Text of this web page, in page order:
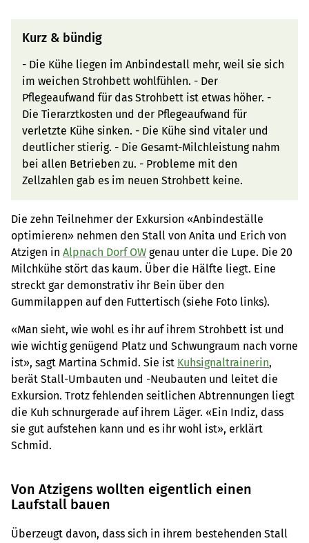
Kurz & bündig
- Die Kühe liegen im Anbindestall mehr, weil sie sich
im weichen Strohbett wohlfühlen. - Der
Pflegeaufwand für das Strohbett ist etwas höher. -
Die Tierarztkosten und der Pflegeaufwand für
verletzte Kühe sinken. - Die Kühe sind vitaler und
deutlicher stierig. - Die Gesamt-Milchleistung nahm
bei allen Betrieben zu. - Probleme mit den
Zellzahlen gab es im neuen Strohbett keine.
Die zehn Teilnehmer der Exkursion «Anbindeställe
optimieren» nehmen den Stall von Anita und Erich von
Atzigen in Alpnach Dorf OW genau unter die Lupe. Die 20
Milchkühe stört das kaum. Über die Hälfte liegt. Eine
streckt gar demonstrativ ihr Bein über den
Gummilappen auf den Futtertisch (siehe Foto links).
«Man sieht, wie wohl es ihr auf ihrem Strohbett ist und
wie wichtig genügend Platz und Schwungraum nach vorne
ist», sagt Martina Schmid. Sie ist Kuhsignaltrainerin,
berät Stall-Umbauten und -Neubauten und leitet die
Exkursion. Trotz fehlenden seitlichen Abtrennungen liegt
die Kuh schnurgerade auf ihrem Läger. «Ein Indiz, dass
sie gut aufstehen kann und es ihr wohl ist», erklärt
Schmid.
Von Atzigens wollten eigentlich einen
Laufstall bauen
Überzeugt davon, dass sich in ihrem bestehenden Stall